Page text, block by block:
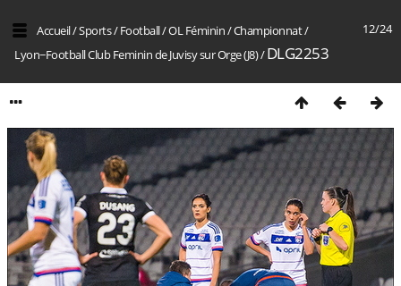
12/24
Accueil/Sports/Football/OL Féminin/Championnat/
Lyon−Football Club Feminin de Juvisy sur Orge (J8)/DLG2253